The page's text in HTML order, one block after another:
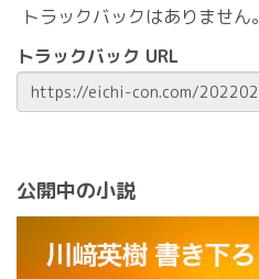
トラックバックはありません。
トラックバック URL
公開中の小説